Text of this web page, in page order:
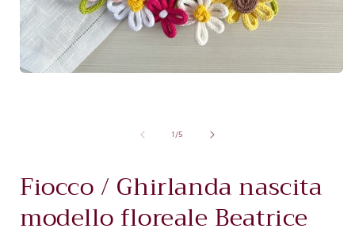
1 /su
5
Fiocco / Ghirlanda nascita
modello floreale Beatrice